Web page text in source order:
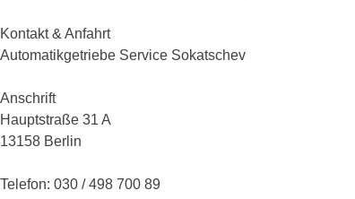
Kontakt & Anfahrt
Automatikgetriebe Service Sokatschev
Anschrift
Hauptstraße 31 A
13158 Berlin
Telefon: 030 / 498 700 89